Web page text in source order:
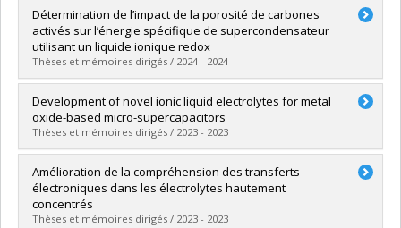
Graduate :Boulanger, Thomas
Cycle :Master's
Grade :M. Sc.
Lien vers le document dans Papyrus
Détermination de l’impact de la porosité de carbones
activés sur l’énergie spécifique de supercondensateur
utilisant un liquide ionique redox
Thèses et mémoires dirigés / 2024 - 2024
Graduate :Nadour, Hassina
Cycle :Master's
Grade :M. Sc.
Lien vers le document dans Papyrus
Development of novel ionic liquid electrolytes for metal
oxide-based micro-supercapacitors
Thèses et mémoires dirigés / 2023 - 2023
Graduate :Shamsudeen Seenath, Jensheer
Cycle :Doctoral
Grade :Ph. D.
Lien vers le document dans Papyrus
Amélioration de la compréhension des transferts
électroniques dans les électrolytes hautement
concentrés
Thèses et mémoires dirigés / 2023 - 2023